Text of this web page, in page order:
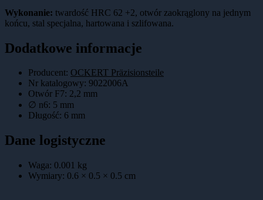
Wykonanie: twardość HRC 62 +2, otwór zaokrąglony na jednym
końcu, stal specjalna, hartowana i szlifowana.
Dodatkowe informacje
Producent: OCKERT Präzisionsteile
Nr katalogowy: 9022006A
Otwór F7: 2,2 mm
∅ n6: 5 mm
Długość: 6 mm
Dane logistyczne
Waga: 0.001 kg
Wymiary: 0.6 × 0.5 × 0.5 cm